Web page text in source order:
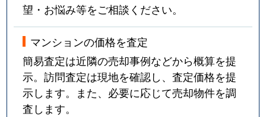
望・お悩み等をご相談ください。
マンションの価格を査定
簡易査定は近隣の売却事例などから概算を提
示。訪問査定は現地を確認し、査定価格を提
示します。また、必要に応じて売却物件を調
査します。